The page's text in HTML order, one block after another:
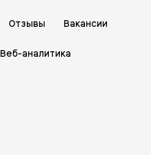
Отзывы Вакансии
Веб-аналитика